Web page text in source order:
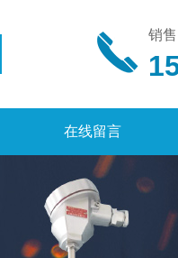
销
在线留言